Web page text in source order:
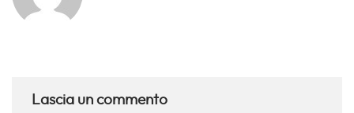
Lascia un commento